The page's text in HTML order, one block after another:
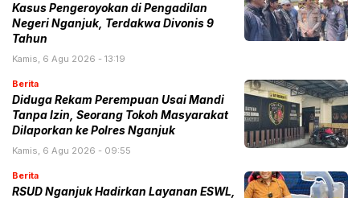
Kasus Pengeroyokan di Pengadilan
Negeri Nganjuk, Terdakwa Divonis 9
Tahun
Kamis, 6 Agu 2026 - 13:19
Berita
Diduga Rekam Perempuan Usai Mandi
Tanpa Izin, Seorang Tokoh Masyarakat
Dilaporkan ke Polres Nganjuk
Kamis, 6 Agu 2026 - 09:55
Berita
RSUD Nganjuk Hadirkan Layanan ESWL,